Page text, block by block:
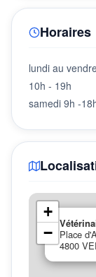
Horaires
lundi au
10h - 19h
samedi 9h -
Place
4800
+
−